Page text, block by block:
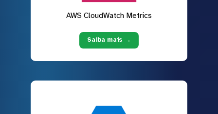
AWS CloudWatch Metrics
Saiba mais →